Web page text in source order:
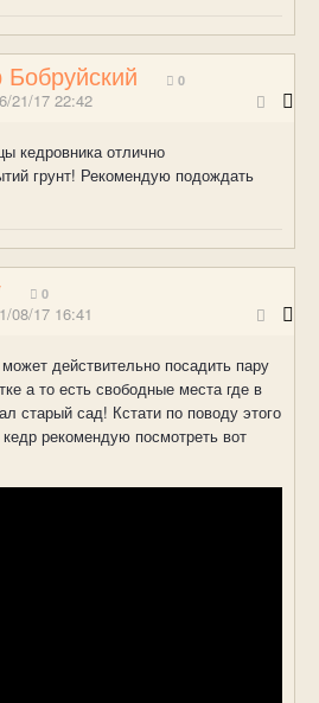
0
21/17 22:42
кедровника отлично
грунт! Рекомендую подождать
0
08/17 16:41
действительно посадить пару
а то есть свободные места где в
старый сад! Кстати по поводу этого
рекомендую посмотреть вот